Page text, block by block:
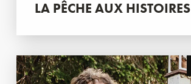
LA PÊCHE AUX HISTOIRES